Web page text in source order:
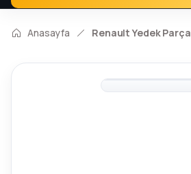
Anasayfa Renault Yedek Parça